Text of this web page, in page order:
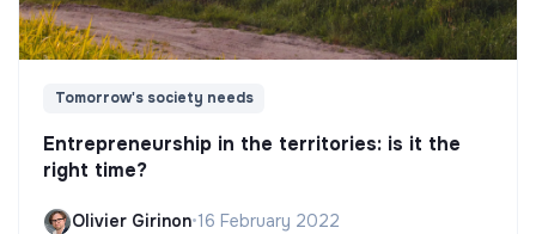
Tomorrow's society needs
Entrepreneurship in the territories: is it the
right time?
Olivier Girinon•16 February 2022